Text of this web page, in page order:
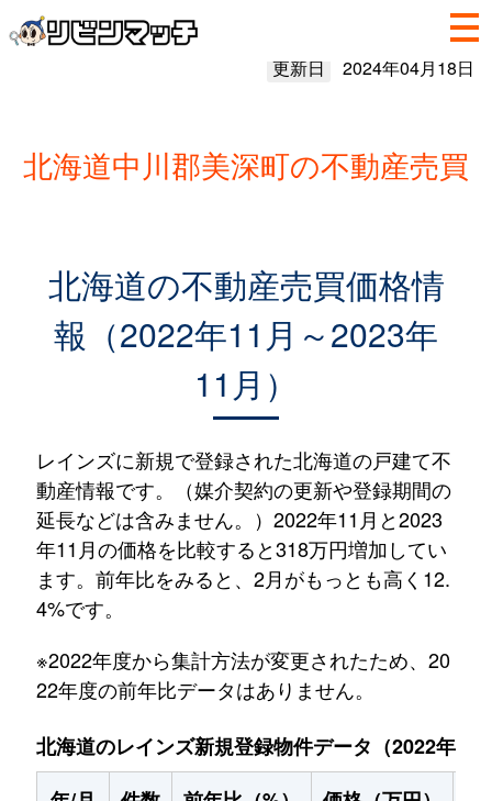
更新日 2024年04月18日
北海道中川郡美深町の不動産売買
北海道の不動産売買価格情
報（2022年11月～2023年
11月）
レインズに新規で登録された北海道の戸建て不
動産情報です。（媒介契約の更新や登録期間の
延長などは含みません。）2022年11月と2023
年11月の価格を比較すると318万円増加してい
ます。前年比をみると、2月がもっとも高く12.
4%です。
※2022年度から集計方法が変更されたため、20
22年度の前年比データはありません。
北海道のレインズ新規登録物件データ（2022年11